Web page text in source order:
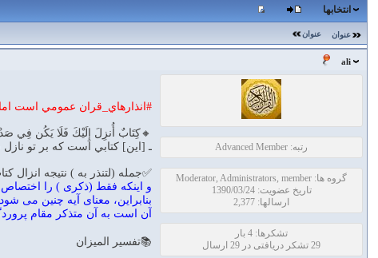
انتخابها
عنوان عنوان
ali
رتبه: Advanced Member
گروه ها: Moderator, Administrators, member
تاریخ عضویت: 1390/03/24
ارسالها: 2,377
تشکرها: 4 بار
29 تشکر دریافتی در 29 ارسال
#انذارهاي_قران عمومي است
🔸كِتَابٌ أُنزِلَ إِلَيْكَ فَلَا يَكُن فِي
ـ [اين] کتابي است که بر تو
✅جمله (لتنذر به ) نتيجه
و اينكه فقط (ذكرى ) را اختصاص
بنابراين، معناى آيه چنين مى
آن است به آن متذكر مقام
📚تفسير الميزان